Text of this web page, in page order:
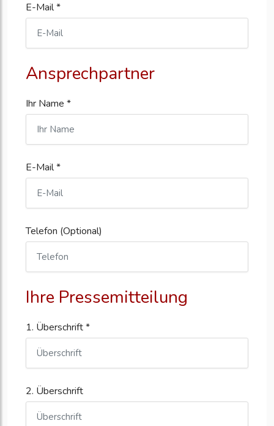
E-Mail *
Ansprechpartner
Ihr Name *
E-Mail *
Telefon (Optional)
Ihre Pressemitteilung
1. Überschrift *
2. Überschrift